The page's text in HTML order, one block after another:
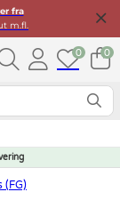
fra
m.fl.
0 0
(FG)